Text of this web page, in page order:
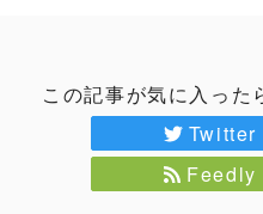
この記事が気に入った
Twitter
Feedly